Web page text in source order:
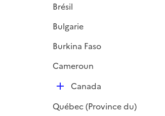
p
l
i
e
Brésil
Bulgarie
Burkina Faso
Cameroun
D
p
Canada
Québec (Province du)